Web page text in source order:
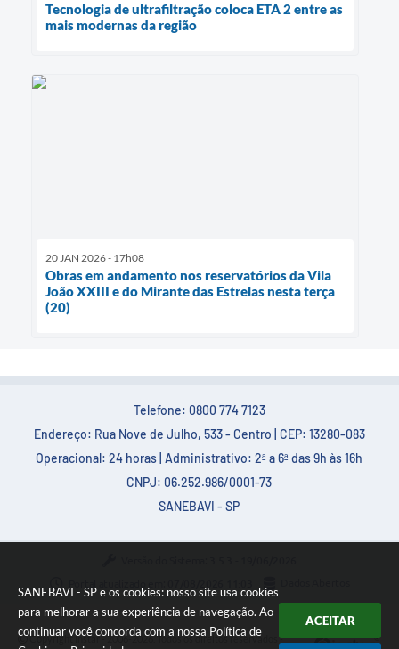
SANEBAVI - SP e os cookies: nosso site usa cookies
para melhorar a sua experiência de navegação. Ao
continuar você concorda com a nossa Política de
ACEITAR
Tecnologia de ultrafiltração coloca ETA 2 entre as
mais modernas da região
20 JAN 2026 - 17h08
Obras em andamento nos reservatórios da Vila
João XXIII e do Mirante das Estrelas nesta terça
(20)
Telefone: 0800 774 7123
Endereço: Rua Nove de Julho, 533 - Centro | CEP: 13280-083
Operacional: 24 horas | Administrativo: 2ª a 6ª das 9h às 16h
CNPJ: 06.252.986/0001-73
SANEBAVI - SP
Copyright Instar - 2006-2026. Todos os direitos reservados -